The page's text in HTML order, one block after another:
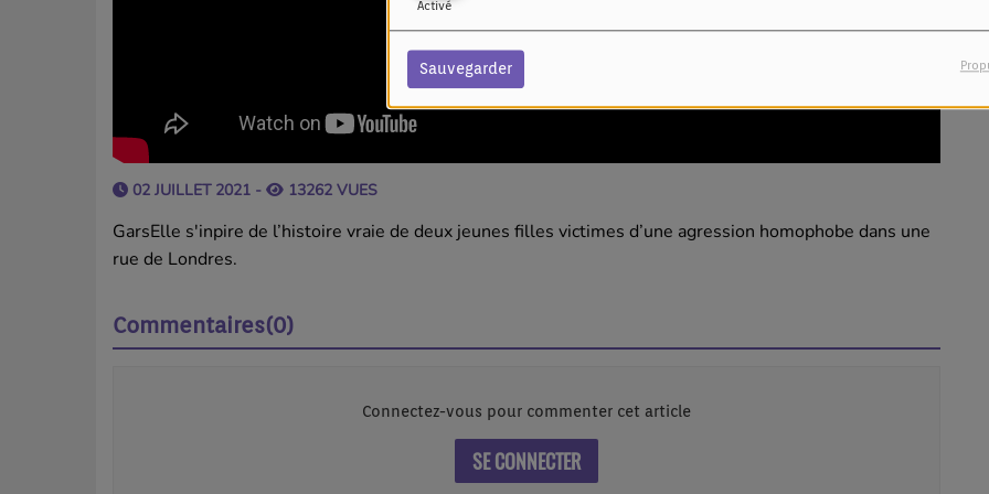
Activé
Sauvegarder
02 JUILLET 2021 - 13262 VUES
GarsElle s'inpire de l’histoire vraie de deux jeunes filles victimes d’une agression homophobe dans une
rue de Londres.
Commentaires(0)
Connectez-vous pour commenter cet article
SE CONNECTER